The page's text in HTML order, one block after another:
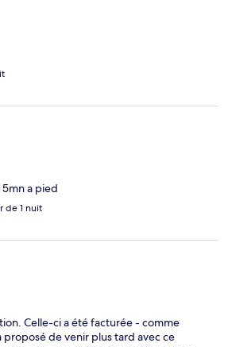
a pied
de 1 nuit
Celle-ci a été facturée - comme
proposé de venir plus tard avec ce